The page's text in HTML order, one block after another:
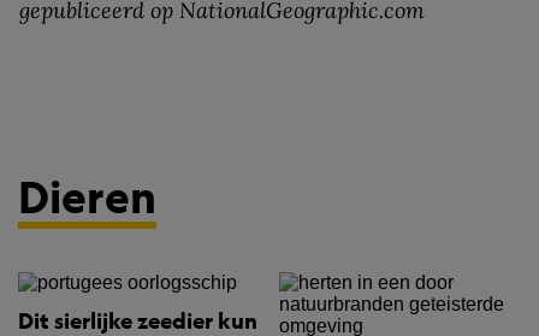
gepubliceerd op NationalGeographic.com
Dieren
Dit sierlijke zeedier kun